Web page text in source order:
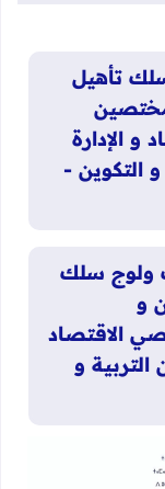
تأهيل
و الإدارة
و التكوين -
ولوج سلك
و
الاقتصاد
التربية و